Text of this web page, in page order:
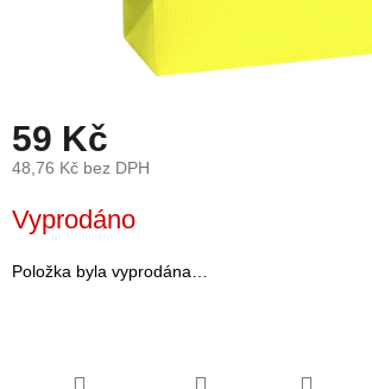
Novinky
Prodejny
Přihlášení
59 Kč
48,76 Kč bez DPH
cena:
Vyprodáno
Položka byla vyprodána…